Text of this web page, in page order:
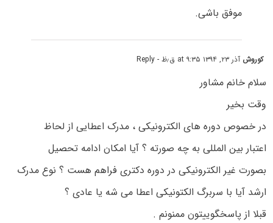
موفق باشی.
کوروش آذر ۲۳, ۱۳۹۴ at ۹:۳۵ ق٫ظ - Reply
سلام خانم مشاور
وقت بخیر
در خصوص دوره های الکترونیکی ، مدرک اعطایی از لحاظ
اعتبار بین المللی به چه صورته ؟ آیا امکان ادامه تحصیل
بصورت غیر الکترونیکی در دوره دکتری فراهم هست ؟ نوع مدرک
ارشد آیا با سربرگ الکتونیکی اعطا می شه یا عادی ؟
قبلا از پاسخگوییتون ممنونم .